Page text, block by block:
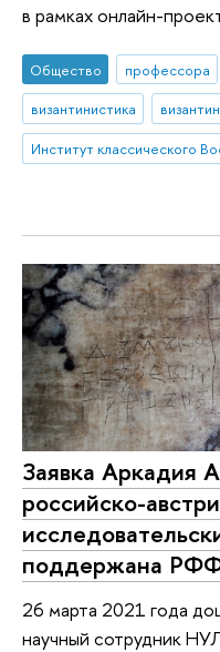
в рамках онлайн-
Общество профессора
византинистика
Заявка Аркадия
российско-
поддержана
26 марта 2021 года
научный сотрудник